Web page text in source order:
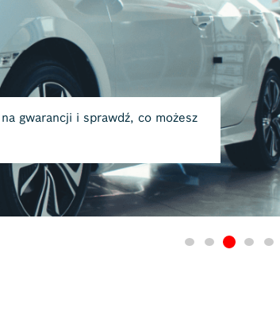
co możesz